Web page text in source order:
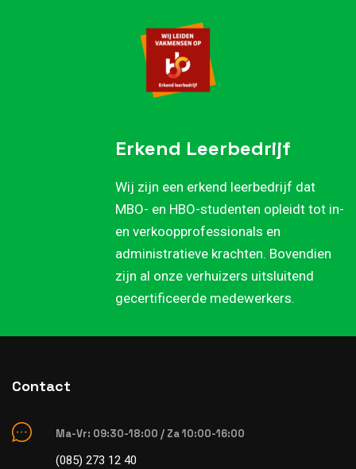
Erkend Leerbedrijf
Wij zijn een erkend leerbedrijf dat
MBO- en HBO-studenten opleidt tot in-
en verkoopprofessionals en
administratieve krachten. Bovendien
zijn al onze verhuizers uitsluitend
gecertificeerde medewerkers.
Contact
Ma-Vr: 09:30-18:00 / Za 10:00-16:00
(085) 273 12 40